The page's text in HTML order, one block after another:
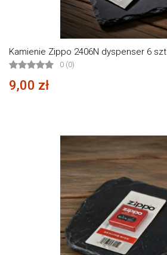
Kamienie Zippo 2406N dyspenser 6 szt
0 (0)
9,00 zł